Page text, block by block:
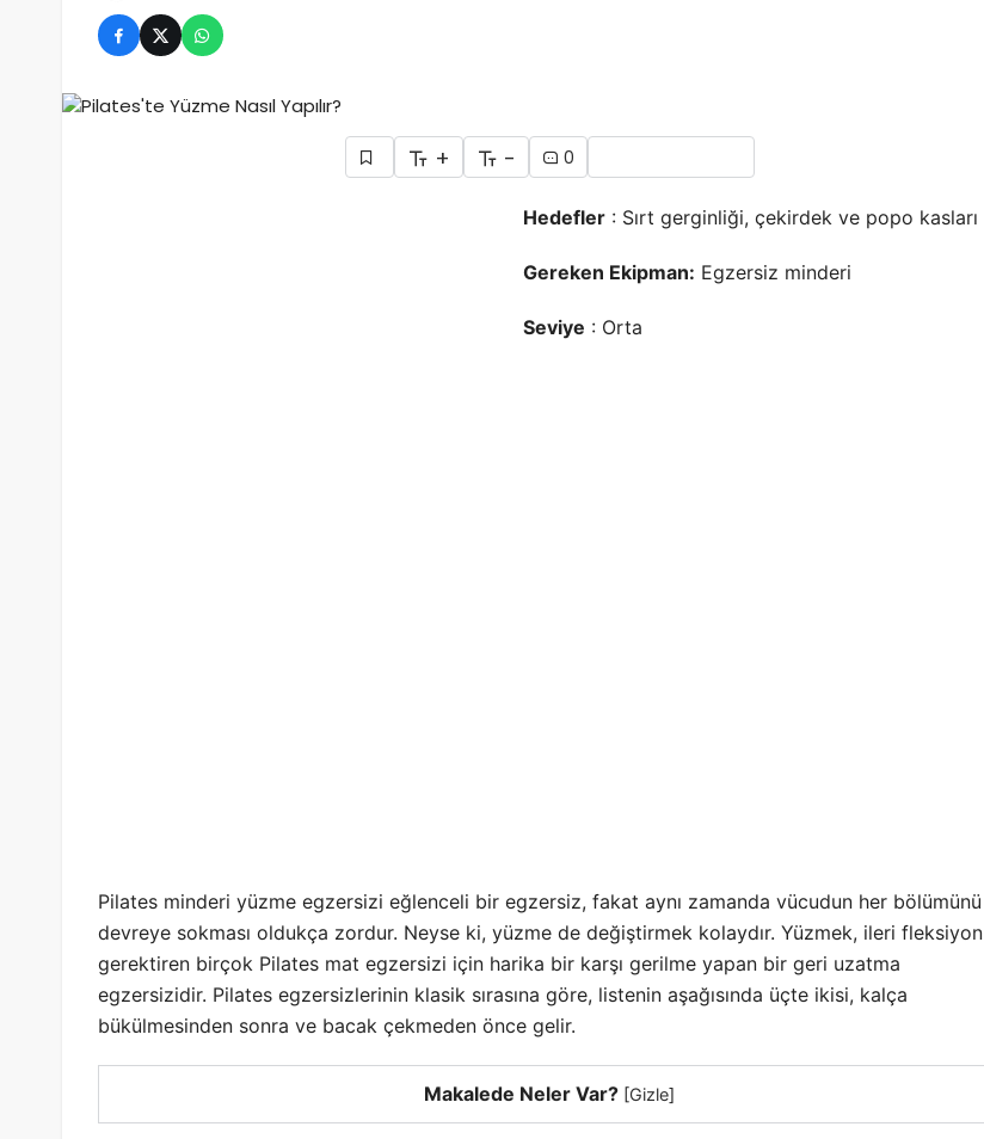
+ - 0
Hedefler : Sırt gerginliği, çekirdek ve popo kasları
Gereken Ekipman: Egzersiz minderi
Seviye : Orta
Pilates minderi yüzme egzersizi eğlenceli bir egzersiz, fakat aynı zamanda vücudun her bölümünü
devreye sokması oldukça zordur. Neyse ki, yüzme de değiştirmek kolaydır. Yüzmek, ileri fleksiyon
gerektiren birçok Pilates mat egzersizi için harika bir karşı gerilme yapan bir geri uzatma
egzersizidir. Pilates egzersizlerinin klasik sırasına göre, listenin aşağısında üçte ikisi, kalça
bükülmesinden sonra ve bacak çekmeden önce gelir.
Makalede Neler Var? [Gizle]